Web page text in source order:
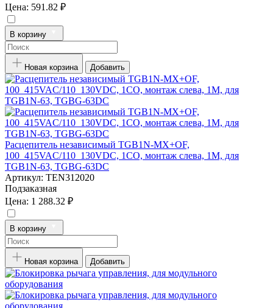
Цена: 591.82 ₽
В корзину
Новая корзина Добавить
Расцепитель независимый TGB1N-MX+OF,
100_415VAC/110_130VDC, 1CO, монтаж слева, 1M, для
TGB1N-63, TGBG-63DC
Артикул: TEN312020
Подзаказная
Цена: 1 288.32 ₽
В корзину
Новая корзина Добавить